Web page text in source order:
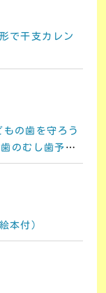
で干支カレン
の歯を守ろう
のむし歯予防
本付)